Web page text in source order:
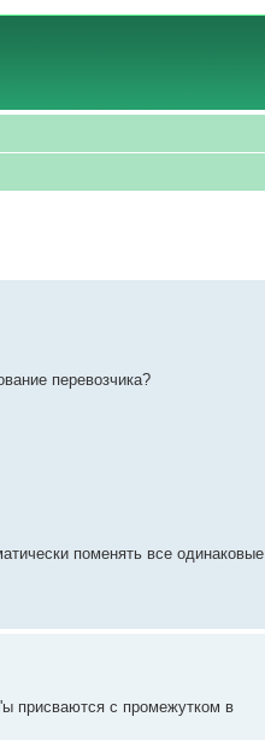
перевозчика?
поменять все одинаковые
присваются с промежутком в